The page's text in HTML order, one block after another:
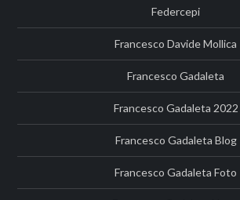
Federcepi
Francesco Davide Mollica
Francesco Gadaleta
Francesco Gadaleta 2022
Francesco Gadaleta Blog
Francesco Gadaleta Foto